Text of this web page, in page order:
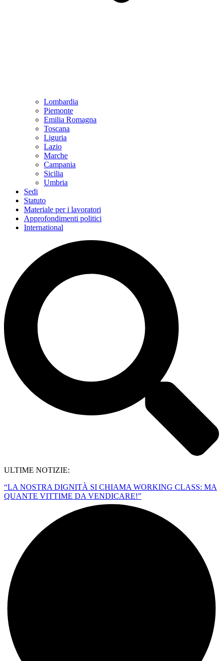
Lombardia
Piemonte
Emilia Romagna
Toscana
Liguria
Lazio
Marche
Campania
Sicilia
Umbria
Sedi
Statuto
Materiale per i lavoratori
Approfondimenti politici
International
ULTIME NOTIZIE:
“LA NOSTRA DIGNITÀ SI CHIAMA WORKING CLASS: MA
QUANTE VITTIME DA VENDICARE!”